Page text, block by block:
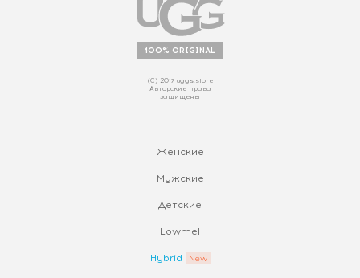
100% ORIGINAL
(С) 2017 uggs.store
Авторские права
защищены
Женские
Мужские
Детские
Lowmel
Hybrid